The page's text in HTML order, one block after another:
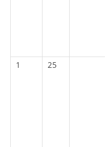
1
25